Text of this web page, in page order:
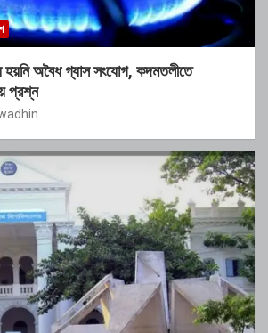
অবৈধ গ্যাস সংযোগ, কদমতলীতে
প্রশ্ন